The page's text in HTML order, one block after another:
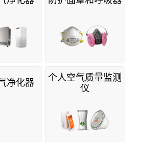
净化器
个人空气质量监测
仪